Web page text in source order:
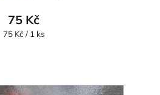
75 Kč
Měrná
75 Kč / 1 ks